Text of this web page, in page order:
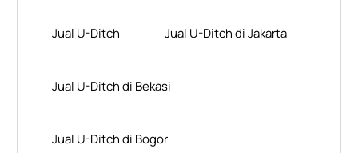
Jual U-Ditch Jual U-Ditch di Jakarta
Jual U-Ditch di Bekasi
Jual U-Ditch di Bogor